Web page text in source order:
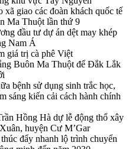
giao các đoàn khách quốc tế
Ma Thuột lần thứ 9
đầu tư dự án dệt may khép
Nam Á
giá trị cà phê Việt
Buôn Ma Thuột để Đắk Lắk
bệnh sử dụng sinh trắc học,
sáng kiến cải cách hành chính
Hồng Hà dự lễ động thổ xây
huyện Cư M’Gar
đẩy nhanh lộ trình chuyển